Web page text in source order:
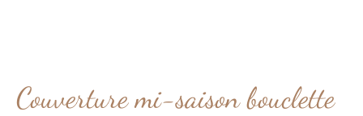
Couverture mi-saison bouclette